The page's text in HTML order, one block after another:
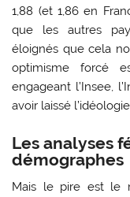
1,88 (et 1,86 en
que les autres
éloignés que cela
optimisme forcé
engageant l’Insee,
avoir laissé
Les analyses
démographes
Mais le pire est le